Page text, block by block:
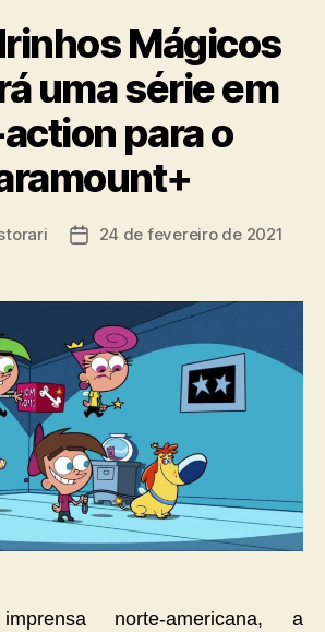
Mágicos
uma série em
para o
Data24 de fevereiro de 2021
norte-americana, a